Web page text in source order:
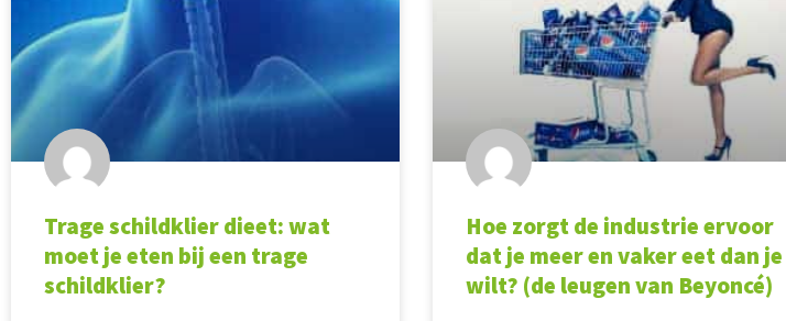
Trage schildklier dieet: wat
moet je eten bij een trage
schildklier?
Hoe zorgt de industrie ervoor
dat je meer en vaker eet dan je
wilt? (de leugen van Beyoncé)